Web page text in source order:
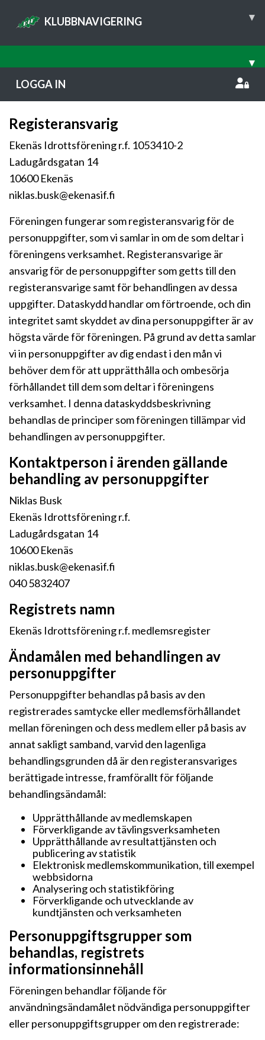
KLUBBNAVIGERING ▾
▾
LOGGA IN
Registeransvarig
Ekenäs Idrottsförening r.f. 1053410-2
Ladugårdsgatan 14
10600 Ekenäs
niklas.busk@ekenasif.fi
Föreningen fungerar som registeransvarig för de
personuppgifter, som vi samlar in om de som deltar i
föreningens verksamhet. Registeransvarige är
ansvarig för de personuppgifter som getts till den
registeransvarige samt för behandlingen av dessa
uppgifter. Dataskydd handlar om förtroende, och din
integritet samt skyddet av dina personuppgifter är av
högsta värde för föreningen. På grund av detta samlar
vi in personuppgifter av dig endast i den mån vi
behöver dem för att upprätthålla och ombesörja
förhållandet till dem som deltar i föreningens
verksamhet. I denna dataskyddsbeskrivning
behandlas de principer som föreningen tillämpar vid
behandlingen av personuppgifter.
Kontaktperson i ärenden gällande
behandling av personuppgifter
Niklas Busk
Ekenäs Idrottsförening r.f.
Ladugårdsgatan 14
10600 Ekenäs
niklas.busk@ekenasif.fi
040 5832407
Registrets namn
Ekenäs Idrottsförening r.f. medlemsregister
Ändamålen med behandlingen av
personuppgifter
Personuppgifter behandlas på basis av den
registrerades samtycke eller medlemsförhållandet
mellan föreningen och dess medlem eller på basis av
annat sakligt samband, varvid den lagenliga
behandlingsgrunden då är den registeransvariges
berättigade intresse, framförallt för följande
behandlingsändamål:
Upprätthållande av medlemskapen
Förverkligande av tävlingsverksamheten
Upprätthållande av resultattjänsten och
publicering av statistik
Elektronisk medlemskommunikation, till exempel
webbsidorna
Analysering och statistikföring
Förverkligande och utvecklande av
kundtjänsten och verksamheten
Personuppgiftsgrupper som
behandlas, registrets
informationsinnehåll
Föreningen behandlar följande för
användningsändamålet nödvändiga personuppgifter
eller personuppgiftsgrupper om den registrerade: